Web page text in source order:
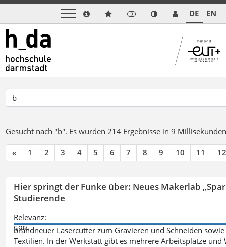
DE EN
Gesucht nach "b". Es wurden 214 Ergebnisse in 9
« 1 2 3 4 5 6 7 8 9 10 11 12
Hier springt der Funke über: Neues Makerlab
Studierende
Relevanz:
59%
brandneuer Lasercutter zum Gravieren und Schneiden
Textilien. In der Werkstatt gibt es mehrere Arbeitsplätze